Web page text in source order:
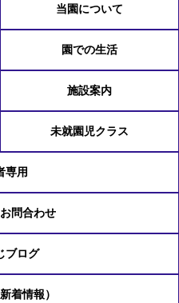
当園について
園での生活
施設案内
未就園児クラス
専用
問合わせ
ブログ
着情報）